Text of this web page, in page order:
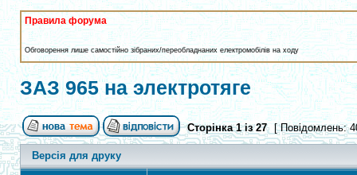
Правила форума
Обговорення лише самостійно зібраних/переобладнаних електромобілів на ходу
ЗАЗ 965 на электротяге
Сторінка1із27 [ Повідомлень:
Версія для друку